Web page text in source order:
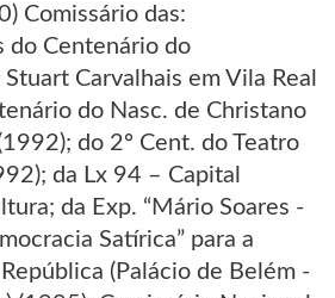
Comissário das:
do Centenário do
Carvalhais em Vila Real
do Nasc. de Christano
do 2º Cent. do Teatro
da Lx 94 – Capital
da Exp. “Mário Soares -
Satírica” para a
(Palácio de Belém -